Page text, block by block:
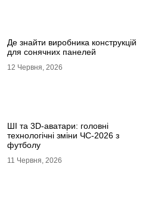
Де знайти виробника конструкцій
для сонячних панелей
12 Червня, 2026
ШІ та 3D-аватари: головні
технологічні зміни ЧС-2026 з
футболу
11 Червня, 2026